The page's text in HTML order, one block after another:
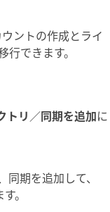
ントの作成とライ
できます。
トリ ／同期を追加に
同期を追加して、
。